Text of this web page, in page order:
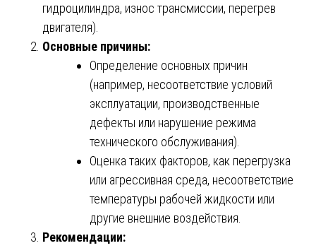
гидроцилиндра, износ трансмиссии, перегрев
двигателя).
Основные причины:
Определение основных причин
(например, несоответствие условий
эксплуатации, производственные
дефекты или нарушение режима
технического обслуживания).
Оценка таких факторов, как перегрузка
или агрессивная среда, несоответствие
температуры рабочей жидкости или
другие внешние воздействия.
Рекомендации: